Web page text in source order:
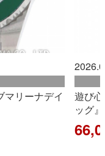
マリーナデイ
遊び
ッグ